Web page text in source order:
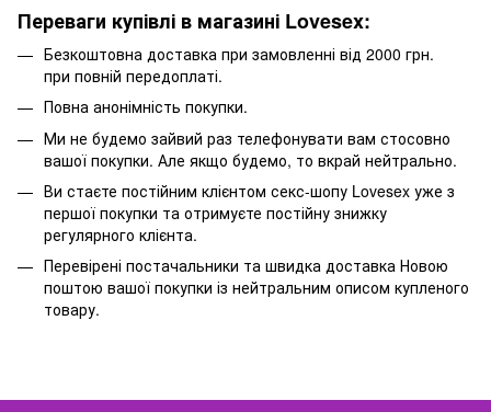
Переваги купівлі в магазині Lovesex:
Безкоштовна доставка при замовленні від 2000 грн.
при повній передоплаті.
Повна анонімність покупки.
Ми не будемо зайвий раз телефонувати вам стосовно
вашої покупки. Але якщо будемо, то вкрай нейтрально.
Ви стаєте постійним клієнтом секс-шопу Lovesex уже з
першої покупки та отримуєте постійну знижку
регулярного клієнта.
Перевірені постачальники та швидка доставка Новою
поштою вашої покупки із нейтральним описом купленого
товару.